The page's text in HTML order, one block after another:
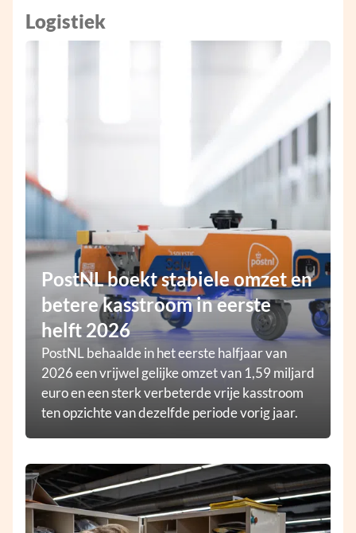
Logistiek
PostNL boekt stabiele omzet en
betere kasstroom in eerste
helft 2026
PostNL behaalde in het eerste halfjaar van
2026 een vrijwel gelijke omzet van 1,59 miljard
euro en een sterk verbeterde vrije kasstroom
ten opzichte van dezelfde periode vorig jaar.